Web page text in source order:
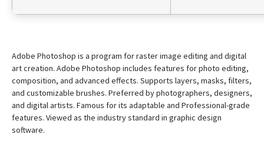
Adobe Photoshop is a program for raster image editing and digital
art creation. Adobe Photoshop includes features for photo editing,
composition, and advanced effects. Supports layers, masks, filters,
and customizable brushes. Preferred by photographers, designers,
and digital artists. Famous for its adaptable and Professional-grade
features. Viewed as the industry standard in graphic design
software.